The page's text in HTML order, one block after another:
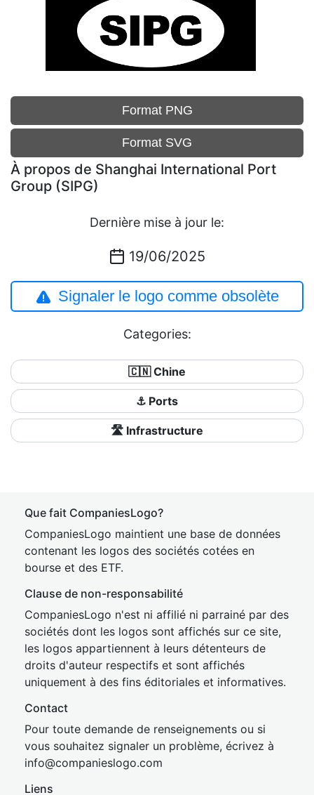
Format PNG
Format SVG
À propos de Shanghai International Port
Group (SIPG)
Dernière mise à jour le:
19/06/2025
Signaler le logo comme obsolète
Categories:
🇨🇳 Chine
⚓ Ports
🛣️ Infrastructure
Que fait CompaniesLogo?
CompaniesLogo maintient une base de données
contenant les logos des sociétés cotées en
bourse et des ETF.
Clause de non-responsabilité
CompaniesLogo n'est ni affilié ni parrainé par des
sociétés dont les logos sont affichés sur ce site,
les logos appartiennent à leurs détenteurs de
droits d'auteur respectifs et sont affichés
uniquement à des fins éditoriales et informatives.
Contact
Pour toute demande de renseignements ou si
vous souhaitez signaler un problème, écrivez à
info@companieslogo.com
Liens